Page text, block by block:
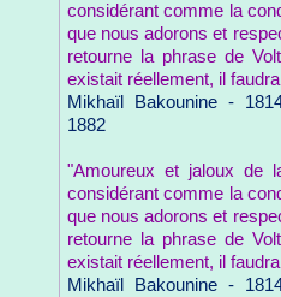
considérant comme la
que nous adorons et
retourne la phrase de
existait réellement, il
Mikhaïl Bakounine -
1882
"Amoureux et jaloux de
considérant comme la
que nous adorons et
retourne la phrase de
existait réellement, il
Mikhaïl Bakounine -